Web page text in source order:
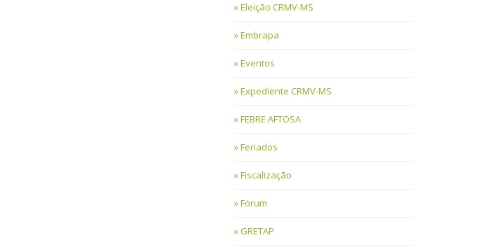
Eleição CRMV-MS
Embrapa
Eventos
Expediente CRMV-MS
FEBRE AFTOSA
Feriados
Fiscalização
Fórum
GRETAP